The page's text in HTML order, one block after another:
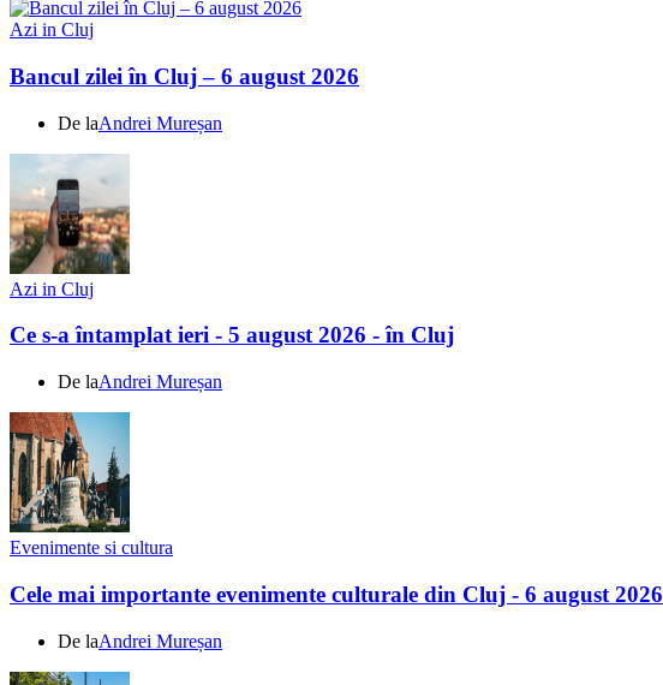
Azi in Cluj
Bancul zilei în Cluj – 6 august 2026
De laAndrei Mureșan
Azi in Cluj
Ce s-a întamplat ieri - 5 august 2026 - în Cluj
De laAndrei Mureșan
Evenimente si cultura
Cele mai importante evenimente culturale din Cluj - 6 august 2026
De laAndrei Mureșan